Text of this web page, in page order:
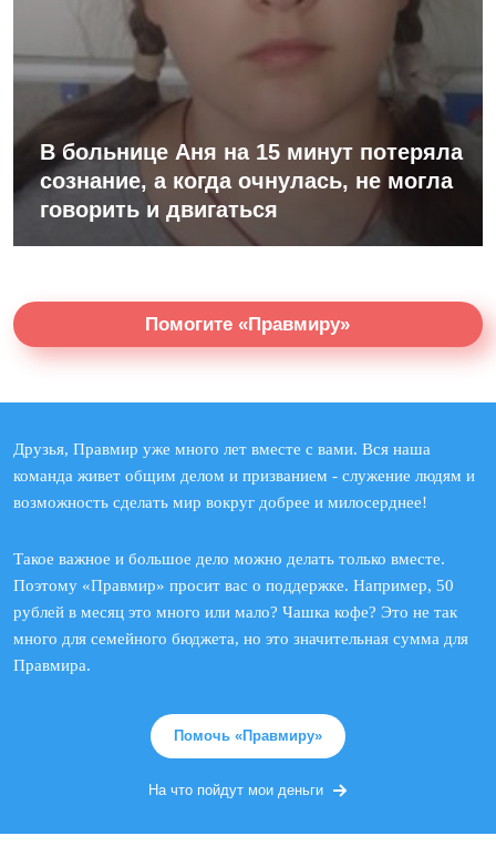
В больнице Аня на 15 минут потеряла
сознание, а когда очнулась, не могла
говорить и двигаться
Помогите «Правмиру»
Друзья, Правмир уже много лет вместе с вами. Вся наша
команда живет общим делом и призванием - служение людям и
возможность сделать мир вокруг добрее и милосерднее!
Такое важное и большое дело можно делать только вместе.
Поэтому «Правмир» просит вас о поддержке. Например, 50
рублей в месяц это много или мало? Чашка кофе? Это не так
много для семейного бюджета, но это значительная сумма для
Правмира.
Помочь «Правмиру»
На что пойдут мои деньги